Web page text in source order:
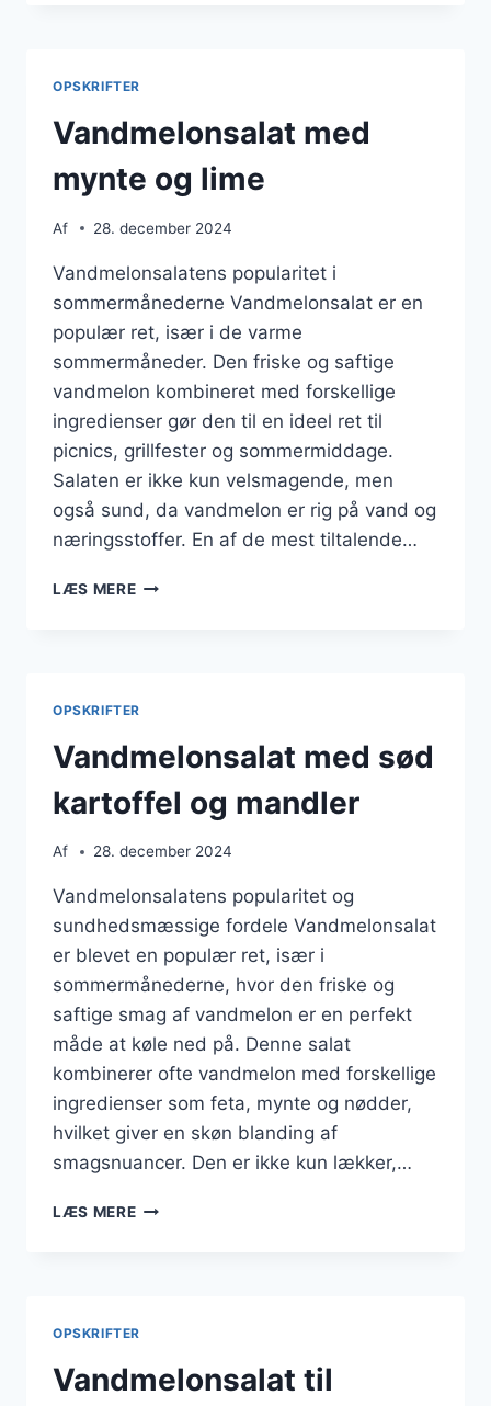
OPSKRIFTER
Vandmelonsalat med
mynte og lime
Af 28. december 2024
Vandmelonsalatens popularitet i
sommermånederne Vandmelonsalat er en
populær ret, især i de varme
sommermåneder. Den friske og saftige
vandmelon kombineret med forskellige
ingredienser gør den til en ideel ret til
picnics, grillfester og sommermiddage.
Salaten er ikke kun velsmagende, men
også sund, da vandmelon er rig på vand og
næringsstoffer. En af de mest tiltalende…
LÆS MEREVANDMELONSALAT
OPSKRIFTER
Vandmelonsalat med sød
kartoffel og mandler
Af 28. december 2024
Vandmelonsalatens popularitet og
sundhedsmæssige fordele Vandmelonsalat
er blevet en populær ret, især i
sommermånederne, hvor den friske og
saftige smag af vandmelon er en perfekt
måde at køle ned på. Denne salat
kombinerer ofte vandmelon med forskellige
ingredienser som feta, mynte og nødder,
hvilket giver en skøn blanding af
smagsnuancer. Den er ikke kun lækker,…
LÆS MEREVANDMELONSALAT
OPSKRIFTER
Vandmelonsalat til